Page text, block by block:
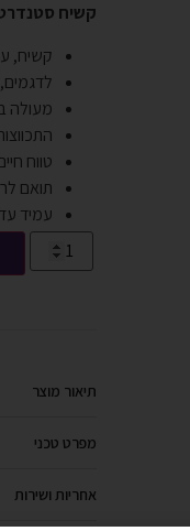
קשיח
קשיח,
מעולה
טווח
תואם
עמיד עד 80 מעלות
תיאור מוצר
מפרט טכני
אחריות ושירות